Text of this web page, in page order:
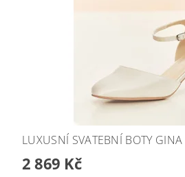
LUXUSNÍ SVATEBNÍ BOTY GINA
2 869 Kč